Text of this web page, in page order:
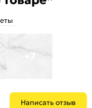
Написать отзыв